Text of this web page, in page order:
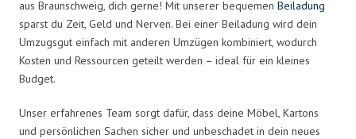
aus Braunschweig, dich gerne! Mit unserer bequemen Beiladung
sparst du Zeit, Geld und Nerven. Bei einer Beiladung wird dein
Umzugsgut einfach mit anderen Umzügen kombiniert, wodurch
Kosten und Ressourcen geteilt werden – ideal für ein kleines
Budget.
Unser erfahrenes Team sorgt dafür, dass deine Möbel, Kartons
und persönlichen Sachen sicher und unbeschadet in dein neues